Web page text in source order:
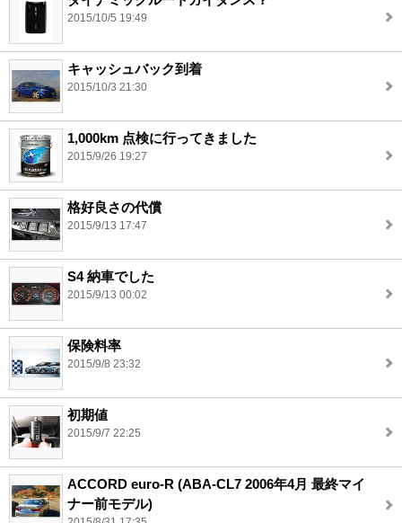
2015/10/5 19:49
キャッシュバック到着
2015/10/3 21:30
1,000km 点検に行ってきました
2015/9/26 19:27
格好良さの代償
2015/9/13 17:47
S4 納車でした
2015/9/13 00:02
保険料率
2015/9/8 23:32
初期値
2015/9/7 22:25
ACCORD euro-R (ABA-CL7 2006年4月 最終マイ
ナー前モデル)